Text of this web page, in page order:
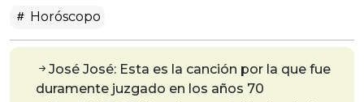
Horóscopo
José José: Esta es la canción por la que fue
duramente juzgado en los años 70